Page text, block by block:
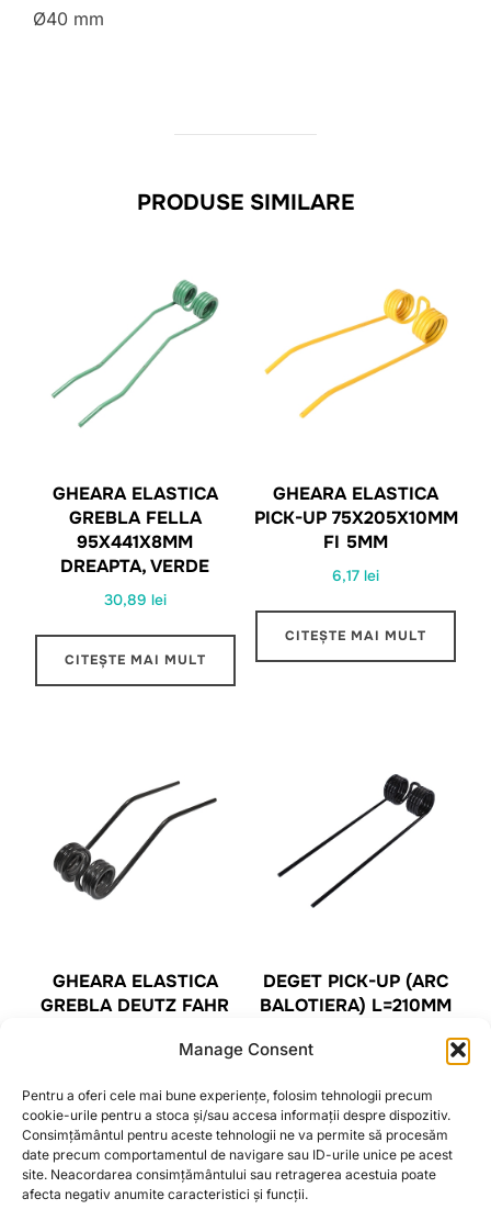
Manage Consent
Pentru a oferi cele mai bune experiențe, folosim tehnologii precum
cookie-urile pentru a stoca și/sau accesa informații despre dispozitiv.
Consimțământul pentru aceste tehnologii ne va permite să procesăm
date precum comportamentul de navigare sau ID-urile unice pe acest
site. Neacordarea consimțământului sau retragerea acestuia poate
afecta negativ anumite caracteristici și funcții.
Ø40 mm
PRODUSE SIMILARE
GHEARA ELASTICA
GREBLA FELLA
95X441X8MM
DREAPTA, VERDE
30,89 lei
CITEȘTE MAI MULT
GHEARA ELASTICA
PICK-UP 75X205X10MM
FI 5MM
6,17lei
CITEȘTE MAI MULT
GHEARA ELASTICA
GREBLA DEUTZ FAHR
CITEȘTE MAI MULT
DEGET PICK-UP (ARC
BALOTIERA) L=210MM
DEERE 332 336 342
6,32lei
CITEȘTE MAI MULT